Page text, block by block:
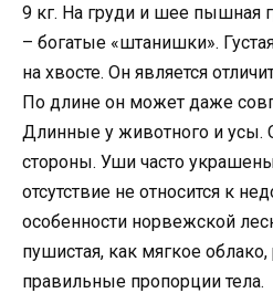
9 кг. На груди и шее пышная
– богатые «штанишки».
на хвосте. Он является
По длине он может даже
Длинные у животного и усы.
стороны. Уши часто
отсутствие не относится к
особенности норвежской
пушистая, как мягкое
правильные пропорции тела.